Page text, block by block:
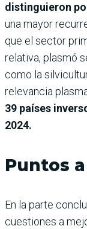
distinguieron
una mayor
que el sector
relativa, plasmó
como la
relevancia
39 países
2024.
Puntos
En la parte
cuestiones a